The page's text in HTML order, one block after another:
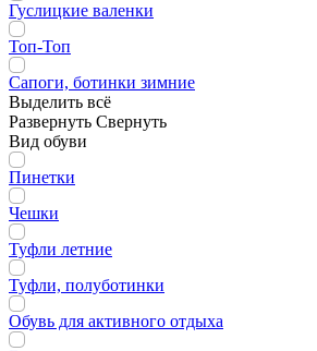
Гуслицкие валенки
Топ-Топ
Сапоги, ботинки зимние
Выделить всё
Развернуть Свернуть
Вид обуви
Пинетки
Чешки
Туфли летние
Туфли, полуботинки
Обувь для активного отдыха